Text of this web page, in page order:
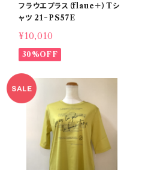
フラウエプラス（flaue＋）Tシ
ャツ 21−PS57E
¥10,010
30%OFF